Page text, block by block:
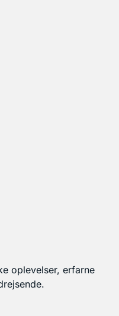
oplevelser, erfarne